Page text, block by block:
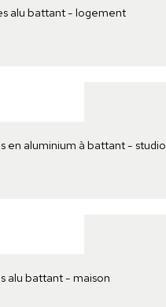
alu battant - logement
en aluminium à battant - studio
alu battant - maison